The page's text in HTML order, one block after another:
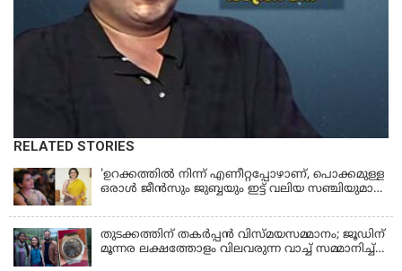
RELATED STORIES
'ഉറക്കത്തിൽ നിന്ന് എണീറ്റപ്പോഴാണ്, പൊക്കമുള്ള
ഒരാൾ ജീൻസും ജുബ്ബയും ഇട്ട് വലിയ സഞ്ചിയുമായി
മരിച്ചുപോയെന്ന് പറഞ്ഞു; ആത്മാക്കളെ കണ്ടിട്ടു
ഉണ്ടെന്ന് നടി ലെന
തുടക്കത്തിന് തകർപ്പൻ വിസ്മയസമ്മാനം; ജൂഡിന്
മൂന്നര ലക്ഷത്തോളം വിലവരുന്ന വാച്ച് സമ്മാനിച്ച്